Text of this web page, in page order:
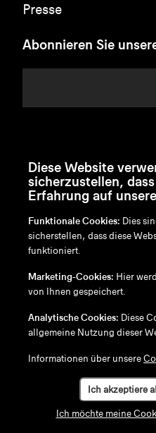
Presse
Abonnieren Sie
en/nl/fr/de
Disclaimer
Cookie-Richtlinie
Diese Website
sicherzustellen,
Erfahrung auf
Funktionale Cookies: Dies
sicherstellen, dass diese
funktioniert.
Marketing-Cookies: Hier
von Ihnen gespeichert.
Analytische Cookies: Diese
allgemeine Nutzung dieser
Informationen über unsere
Ich akzeptiere
Ich möchte meine